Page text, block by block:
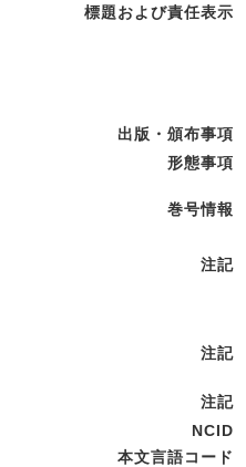
標題および責任表示
出版・頒布事項
形態事項
巻号情報
注記
注記
注記
NCID
本文言語コード